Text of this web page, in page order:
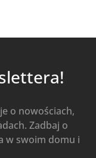
o nowościach,
Zadbaj o
w swoim domu i